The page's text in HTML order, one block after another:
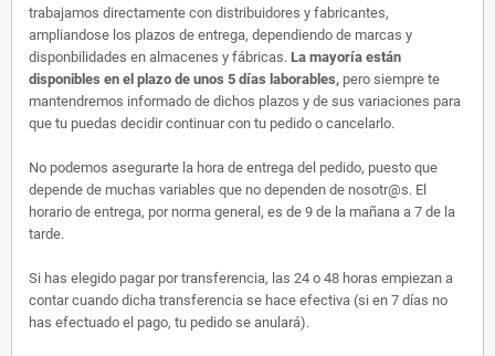
trabajamos directamente con distribuidores y fabricantes,
ampliandose los plazos de entrega, dependiendo de marcas y
disponbilidades en almacenes y fábricas. La mayoría están
disponibles en el plazo de unos 5 días laborables, pero siempre te
mantendremos informado de dichos plazos y de sus variaciones para
que tu puedas decidir continuar con tu pedido o cancelarlo.
No podemos asegurarte la hora de entrega del pedido, puesto que
depende de muchas variables que no dependen de nosotr@s. El
horario de entrega, por norma general, es de 9 de la mañana a 7 de la
tarde.
Si has elegido pagar por transferencia, las 24 o 48 horas empiezan a
contar cuando dicha transferencia se hace efectiva (si en 7 días no
has efectuado el pago, tu pedido se anulará).